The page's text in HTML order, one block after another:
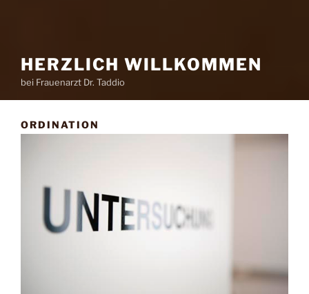
HERZLICH WILLKOMMEN
bei Frauenarzt Dr. Taddio
ORDINATION